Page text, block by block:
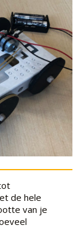
de hele
van je